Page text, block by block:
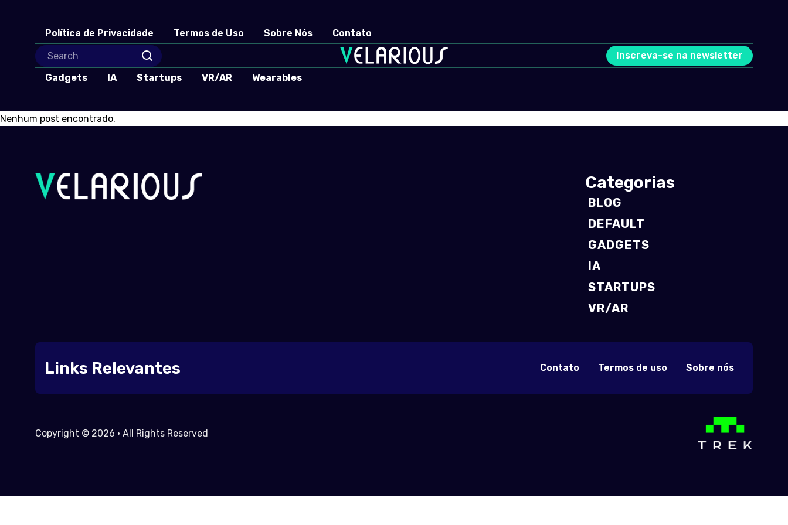
Política de Privacidade Termos de Uso Sobre Nós
Contato
Inscreva-se na newsletter
Gadgets
IA Startups VR/AR Wearables
Nenhum post encontrado.
Categorias
BLOG
DEFAULT
GADGETS
IA
STARTUPS
VR/AR
Links Relevantes Contato Termos de uso Sobre nós
Copyright © 2026 • All Rights Reserved